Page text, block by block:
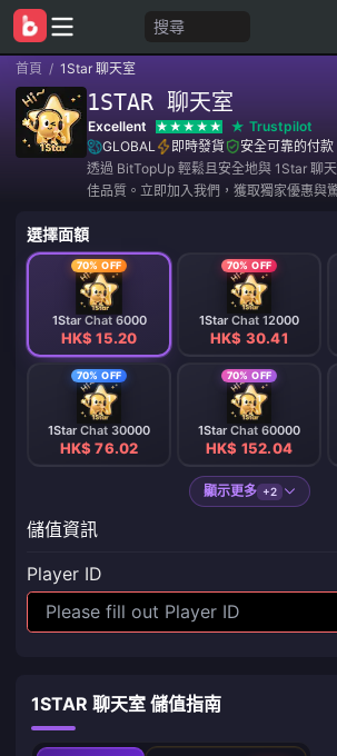
搜尋
首頁 / 1Star 聊天室
1STAR 聊天室
Excellent
Trustpilot
GLOBAL
即時發貨
安全可靠的付款
透過 BitTopUp 輕鬆且安全地與 1Star 聊
佳品質。立即加入我們，獲取獨家優惠與
選擇面額
70% OFF
1Star Chat 6000
HK$ 15.20
70% OFF
1Star Chat 12000
HK$ 30.41
70% OFF
1Star Chat 30000
HK$ 76.02
70% OFF
1Star Chat 60000
HK$ 152.04
顯示更多 +2
儲值資訊
Player ID
1STAR 聊天室 儲值指南